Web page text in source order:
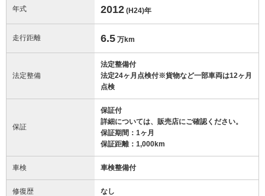
年式 2012 (H24)年
走行距離 6.5 万km
法定整備
法定整備付
法定24ヶ月点検付※貨物など一部車両は12ヶ月
点検
保証
保証付
詳細については、販売店にご確認ください。
保証期間：1ヶ月
保証距離：1,000km
車検 車検整備付
修復歴 なし